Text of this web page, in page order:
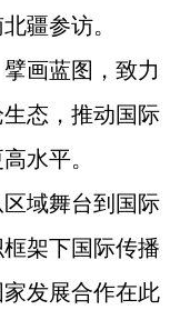
疆参访。
画蓝图，致力
态，推动国际
水平。
域舞台到国际
架下国际传播
发展合作在此